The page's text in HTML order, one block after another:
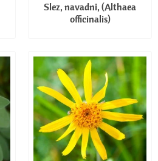
Slez, navadni, (Althaea
officinalis)